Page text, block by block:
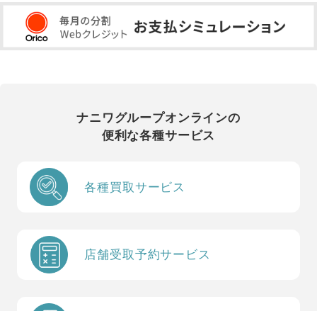
ナニワグループオンラインの
便利な各種サービス
各種買取サービス
店舗受取予約サービス